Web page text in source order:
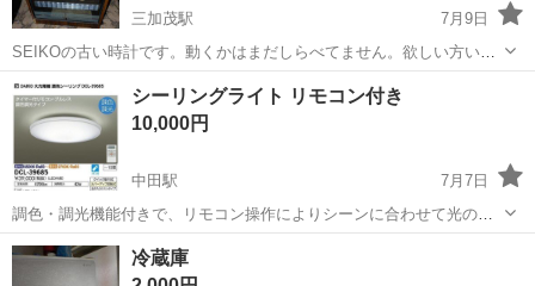
三加茂駅
7月9日
SEIKOの古い時計です。動くかはまだしらべてません。欲しい方いれ
ばよろしくお願いいたします。
徳島 三好郡 三加茂駅 生活家電 SEIKO
シーリングライト リモコン付き
10,000円
中田駅
7月7日
調色・調光機能付きで、リモコン操作によりシーンに合わせて光の色
と明るさを調整可能な10畳用LEDシーリングライトです。 - ブランド:
DAIKO 大光電機 - 型番: DCL-39685 - 適用畳数: 〜10畳 - 定...
徳島 徳島市 中田駅
冷蔵庫